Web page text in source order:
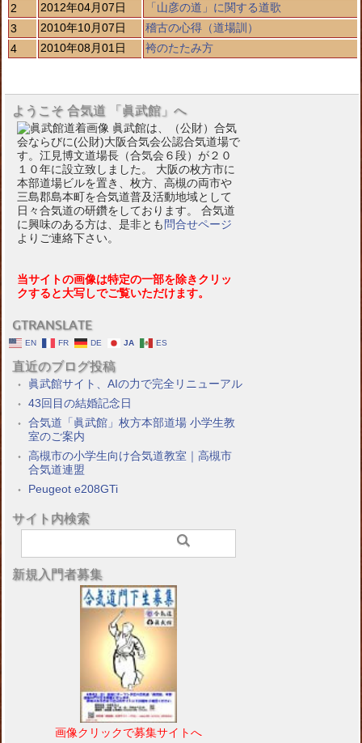
2
2012年04月07日
「山彦の道」に関する道歌
3
2010年10月07日
稽古の心得（道場訓）
4
2010年08月01日 袴のたたみ方
ようこそ 合気道 「眞武館」へ
眞武館は、（公財）合気
会ならびに(公財)大阪合気会公認合気道場で
す。江見博文道場長（合気会６段）が２０
１０年に設立致しました。 大阪の枚方市に
本部道場ビルを置き、枚方、高槻の両市や
三島郡島本町を合気道普及活動地域として
日々合気道の研鑽をしております。 合気道
に興味のある方は、是非とも 問合せページ
よりご連絡下さい。
当サイトの画像は特定の一部を除きクリッ
クすると大写しでご覧いただけます。
GTRANSLATE
EN FR DE JA ES
直近のブログ投稿
眞武館サイト、AIの力で完全リニューアル
43回目の結婚記念日
合気道「眞武館」枚方本部道場 小学生教
室のご案内
高槻市の小学生向け合気道教室｜高槻市
合気道連盟
Peugeot e208GTi
サイト内検索
新規入門者募集
画像クリックで募集サイトへ